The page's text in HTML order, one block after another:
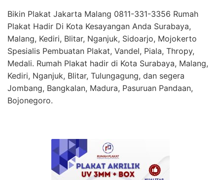
Bikin Plakat Jakarta Malang 0811-331-3356 Rumah
Plakat Hadir Di Kota Kesayangan Anda Surabaya,
Malang, Kediri, Blitar, Nganjuk, Sidoarjo, Mojokerto
Spesialis Pembuatan Plakat, Vandel, Piala, Thropy,
Medali. Rumah Plakat hadir di Kota Surabaya, Malang,
Kediri, Nganjuk, Blitar, Tulungagung, dan segera
Jombang, Bangkalan, Madura, Pasuruan Pandaan,
Bojonegoro.